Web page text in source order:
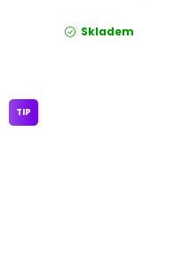
Skladem
TIP